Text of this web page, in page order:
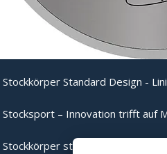
Stockkörper Standard Design -
Stocksport – Innovation trifft auf
Stockkörper stehen für moderne